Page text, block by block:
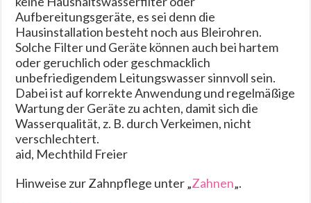
Aufbereitungsgeräte, es sei denn die
Hausinstallation besteht noch aus Bleirohren.
Solche Filter und Geräte können auch bei hartem
oder geruchlich oder geschmacklich
unbefriedigendem Leitungswasser sinnvoll sein.
Dabei ist auf korrekte Anwendung und regelmäßige
Wartung der Geräte zu achten, damit sich die
Wasserqualität, z. B. durch Verkeimen, nicht
verschlechtert.
aid, Mechthild Freier
Hinweise zur Zahnpflege unter „Zahnen„.